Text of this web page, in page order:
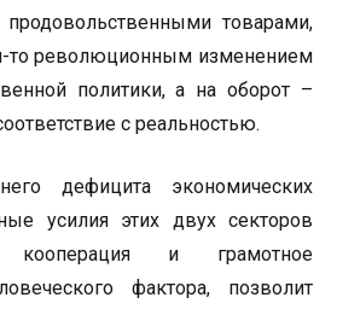
товарами,
то революционным изменением
политики, а на оборот –
с реальностью.
дефицита экономических
усилия этих двух секторов
и грамотное
фактора, позволит